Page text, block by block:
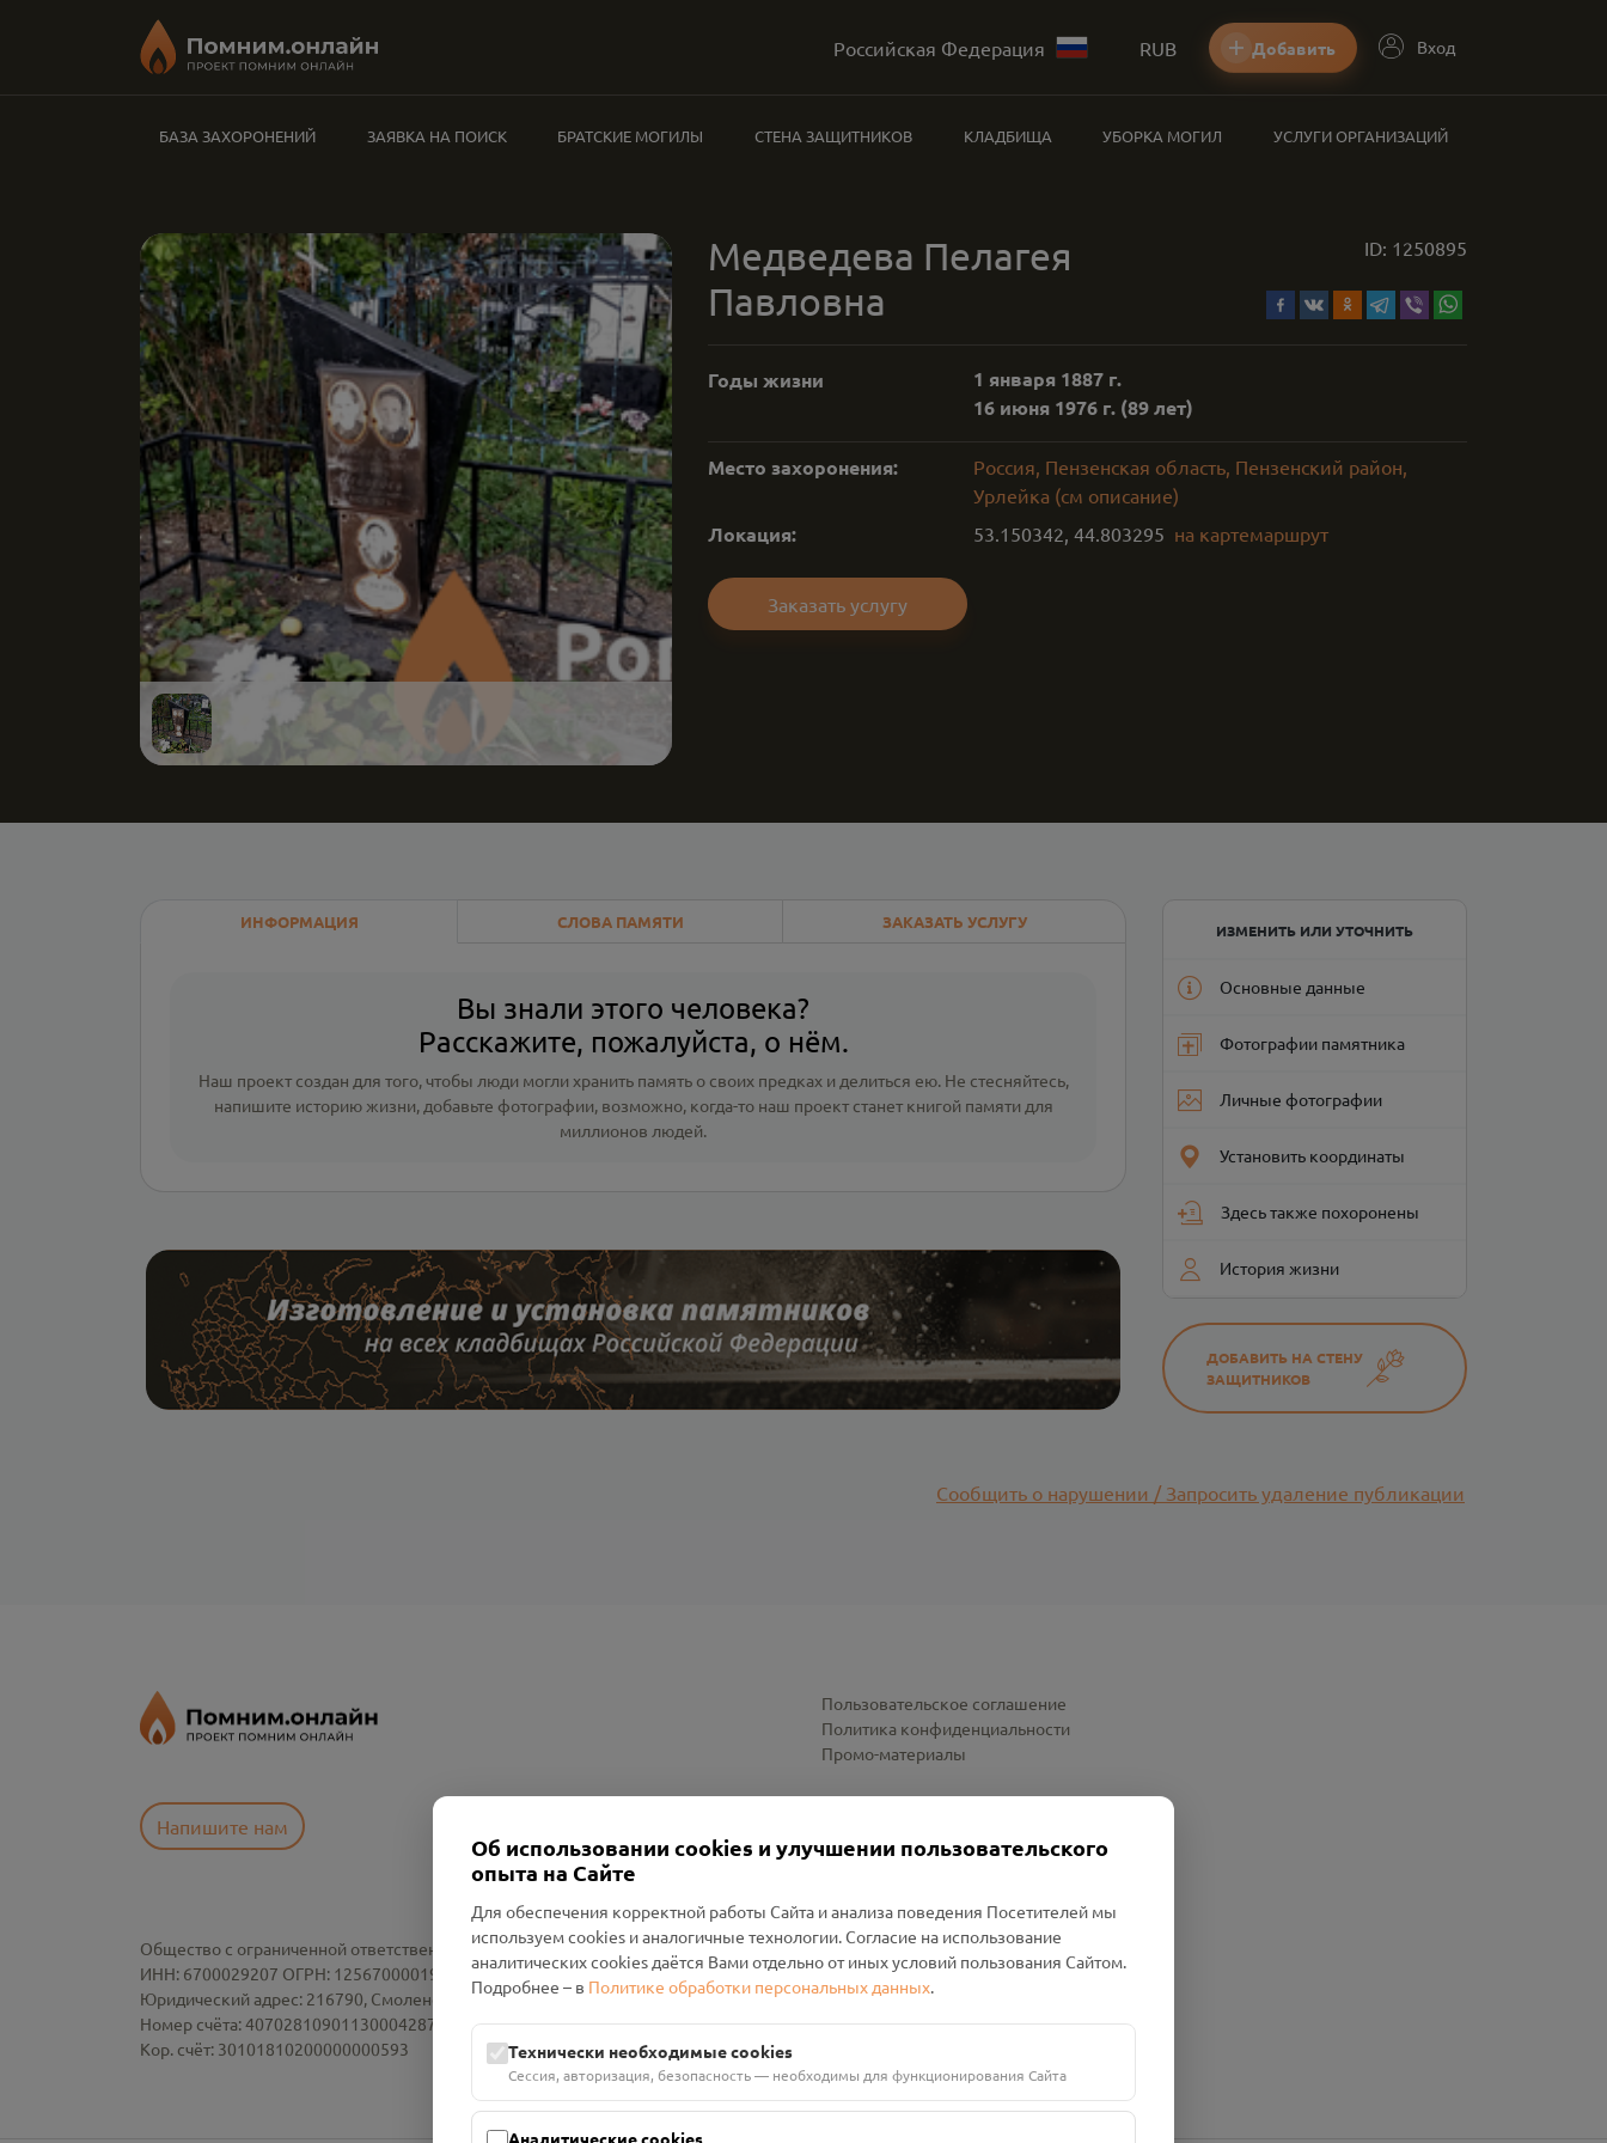
Российская Федерация RUB Добавить Вход
БАЗА ЗАХОРОНЕНИЙ ЗАЯВКА НА ПОИСК БРАТСКИЕ МОГИЛЫ СТЕНА ЗАЩИТНИКОВ КЛАДБИЩА УБОРКА МОГИЛ УСЛУГИ ОРГАНИЗАЦИЙ
Медведева Пелагея
Павловна
ID: 1250895
Годы жизни
1 января 1887 г.
16 июня 1976 г. (89 лет)
Место захоронения:
Россия, Пензенская область, Пензенский район,
Урлейка (см описание)
Локация: 53.150342, 44.803295 на картемаршрут
Заказать услугу
ИНФОРМАЦИЯ СЛОВА ПАМЯТИ ЗАКАЗАТЬ УСЛУГУ
Вы знали этого человека?
Расскажите, пожалуйста, о нём.
Наш проект создан для того, чтобы люди могли хранить память о своих предках и делиться ею. Не стесняйтесь,
напишите историю жизни, добавьте фотографии, возможно, когда-то наш проект станет книгой памяти для
миллионов людей.
ИЗМЕНИТЬ ИЛИ УТОЧНИТЬ
Основные данные
Фотографии памятника
Личные фотографии
Установить координаты
Здесь также похоронены
История жизни
ДОБАВИТЬ НА СТЕНУ
ЗАЩИТНИКОВ
Сообщить о нарушении / Запросить удаление публикации
Напишите нам
Пользовательское соглашение
Политика конфиденциальности
Промо-материалы
Общество с ограниченной ответственностью «Смоленский Проект Помним»
ИНН: 6700029207 ОГРН: 1256700001986
Юридический адрес: 216790, Смоленская область, р-н Руднянский, г. Рудня, улица Западная, д. 26А, пом. 18
Номер счёта: 40702810901130004287 в АО "АЛЬФА-БАНК"
Кор. счёт: 30101810200000000593
Об использовании cookies и улучшении пользовательского
опыта на Сайте
Для обеспечения корректной работы Сайта и анализа поведения Посетителей мы
используем cookies и аналогичные технологии. Согласие на использование
аналитических cookies даётся Вами отдельно от иных условий пользования Сайтом.
Подробнее – в Политике обработки персональных данных.
Технически необходимые cookies
Сессия, авторизация, безопасность — необходимы для функционирования Сайта
Аналитические cookies